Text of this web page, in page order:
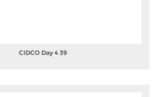
CIDCO Day 4 39